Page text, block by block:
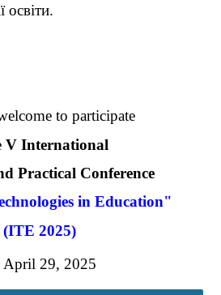
освіти.
to participate
V International
Practical Conference
in Education"
(ITE 2025)
April 29, 2025